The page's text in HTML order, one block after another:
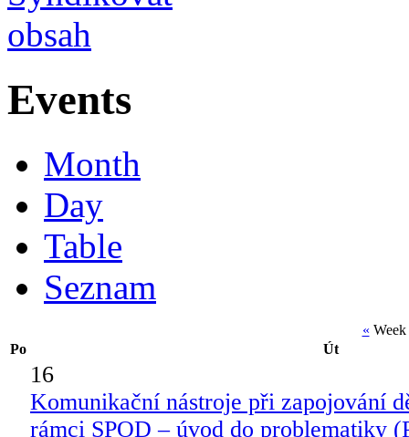
Events
Month
Day
Table
Seznam
«
Po
Út
16
Komunikační nástroje při zapojování
rámci SPOD – úvod do problematiky